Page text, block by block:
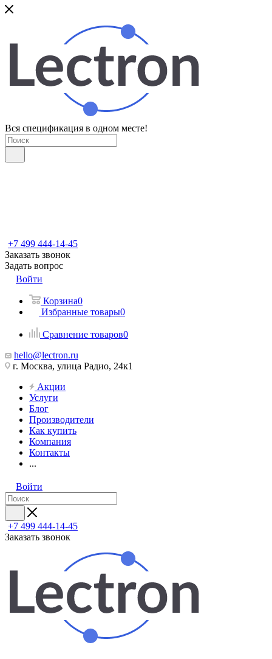
Вся спецификация в одном месте!
+7 499 444-14-45
Заказать звонок
Задать вопрос
Войти
Корзина0
Избранные товары0
Сравнение товаров0
hello@lectron.ru
г. Москва, улица Радио, 24к1
Акции
Услуги
Блог
Производители
Как купить
Компания
Контакты
...
Войти
+7 499 444-14-45
Заказать звонок